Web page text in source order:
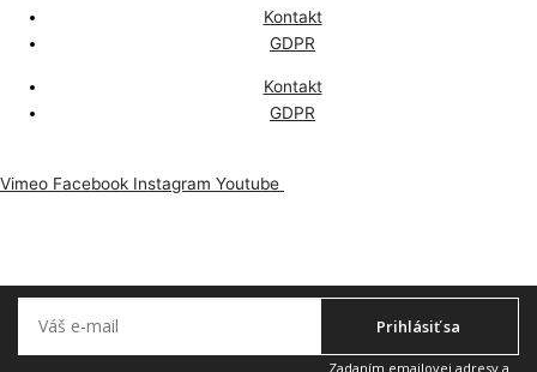
Kontakt
GDPR
Kontakt
GDPR
Vimeo Facebook Instagram Youtube
Prihlásiť sa
Zadaním emailovej adresy a